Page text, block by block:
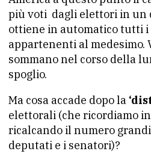
più voti dagli elettori in un
ottiene in automatico tutti i
appartenenti al medesimo.
sommano nel corso della
spoglio.
Ma cosa accade dopo la
elettorali (che ricordiamo
ricalcando il numero
deputati e i senatori)?